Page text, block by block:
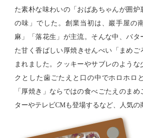
た素朴な味わいの「おばあちゃんが囲炉
の味」でした。創業当初は、巖手屋の
麻」「落花生」が主流。そんな中、バタ
た甘く香ばしい厚焼きせんべい「まめご
まれました。クッキーやサブレのような
クとした歯ごたえと口の中でホロホロ
「厚焼き」ならではの食べごたえのまめ
ターやテレビCMも登場するなど、人気の